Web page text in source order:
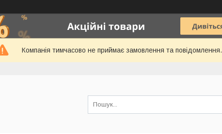
Компанія тимчасово не приймає замовлення та повідомлення.